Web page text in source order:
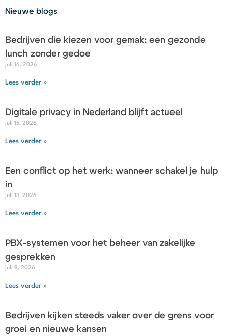
Nieuwe blogs
Bedrijven die kiezen voor gemak: een gezonde
lunch zonder gedoe
juli 16, 2026
Lees verder »
Digitale privacy in Nederland blijft actueel
juli 15, 2026
Lees verder »
Een conflict op het werk: wanneer schakel je hulp
in
juli 13, 2026
Lees verder »
PBX-systemen voor het beheer van zakelijke
gesprekken
juli 9, 2026
Lees verder »
Bedrijven kijken steeds vaker over de grens voor
groei en nieuwe kansen